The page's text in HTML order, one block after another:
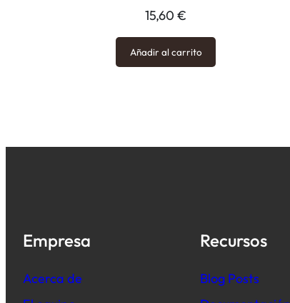
15,60 €
Añadir al carrito
Empresa
Acerca de
Recursos
Blog Posts